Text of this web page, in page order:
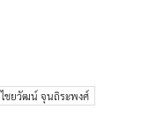
ไชยวัฒน์ จุนถิระพงศ์